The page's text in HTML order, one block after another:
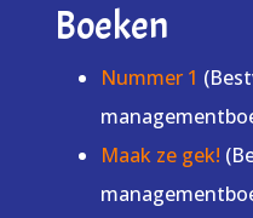
Boeken
Nummer 1
Maak ze gek!